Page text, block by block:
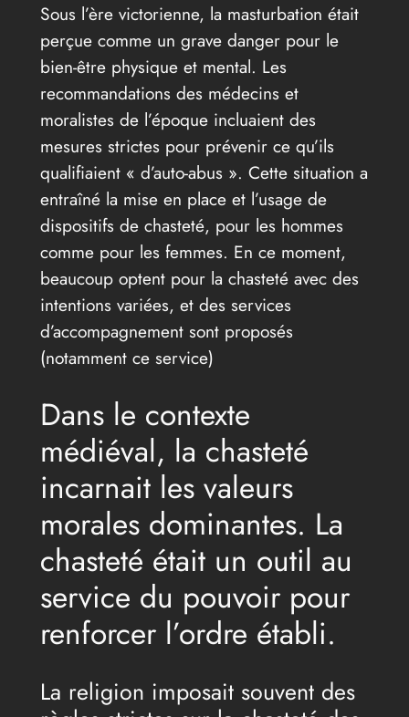
Sous l’ère victorienne, la masturbation était
perçue comme un grave danger pour le
bien-être physique et mental. Les
recommandations des médecins et
moralistes de l’époque incluaient des
mesures strictes pour prévenir ce qu’ils
qualifiaient « d’auto-abus ». Cette situation a
entraîné la mise en place et l’usage de
dispositifs de chasteté, pour les hommes
comme pour les femmes. En ce moment,
beaucoup optent pour la chasteté avec des
intentions variées, et des services
d’accompagnement sont proposés
(notamment ce service)
Dans le contexte
médiéval, la chasteté
incarnait les valeurs
morales dominantes. La
chasteté était un outil au
service du pouvoir pour
renforcer l’ordre établi.
La religion imposait souvent des